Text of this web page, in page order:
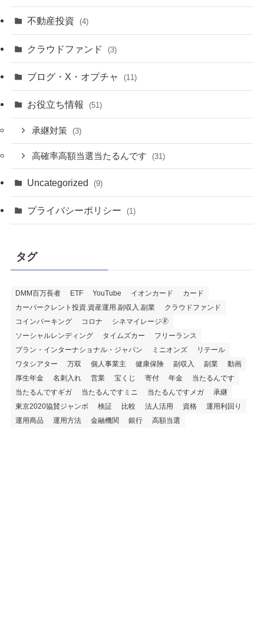
不動産投資 (4)
クラウドファンド (3)
ブログ・X・オプチャ (11)
お役立ち情報 (51)
承継対策 (3)
高確率高額当選当たるんです (31)
Uncategorized (9)
プライバシーポリシー (1)
タグ
DMM百万長者 ETF YouTube イオンカード
カード
カーパークレント投資.資産運用.副収入.副業
クラウドファンド
コインパーキング
コロナ
シネマイレージ🄬
ソーシャルレンディング
タイムズカー
フリーランス
プラン・インターナショナル・ジャパン
ミニオンズ
リテール
ワタシアター
万双 個人事業主 健康保険 副収入 副業
動画
厚生年金
名刺入れ 営業 宝くじ 寄付 年金
当たるんです
当たるんですギガ
当たるんですミニ 当たるんですメガ
承継
東京2020協賛ジャンボ
検証 比較 法人活用 資格
運用利回り
運用商品
運用方法 金融機関 銀行 高額当選